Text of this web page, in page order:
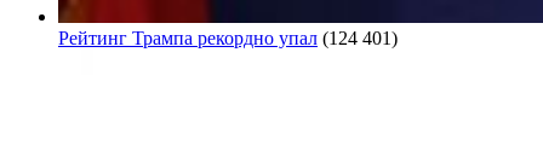
Рейтинг Трампа рекордно упал (124 401)